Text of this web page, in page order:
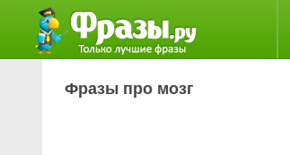
Фразы про мозг